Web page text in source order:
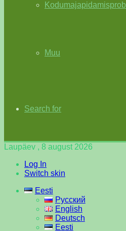
Muu
Search for
Laupäev , 8 august 2026
Log In
Switch skin
Eesti
Русский
English
Deutsch
Eesti